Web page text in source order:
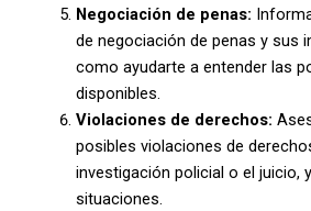
Negociación de penas:
de negociación de penas y sus
como ayudarte a entender las
disponibles.
Violaciones de derechos:
posibles violaciones de
investigación policial o el juicio,
situaciones.